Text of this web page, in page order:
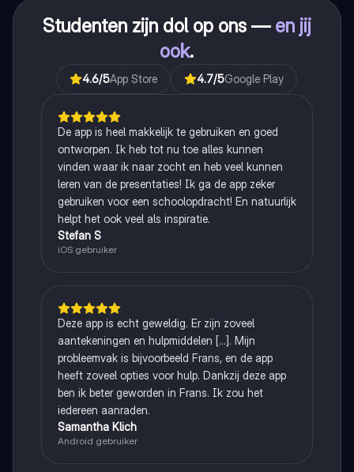
Studenten zijn dol op ons — en jij
ook.
4.6/5App Store 4.7/5Google Play
De app is heel makkelijk te gebruiken en goed
ontworpen. Ik heb tot nu toe alles kunnen
vinden waar ik naar zocht en heb veel kunnen
leren van de presentaties! Ik ga de app zeker
gebruiken voor een schoolopdracht! En natuurlijk
helpt het ook veel als inspiratie.
Stefan S
iOS gebruiker
Deze app is echt geweldig. Er zijn zoveel
aantekeningen en hulpmiddelen [...]. Mijn
probleemvak is bijvoorbeeld Frans, en de app
heeft zoveel opties voor hulp. Dankzij deze app
ben ik beter geworden in Frans. Ik zou het
iedereen aanraden.
Samantha Klich
Android gebruiker